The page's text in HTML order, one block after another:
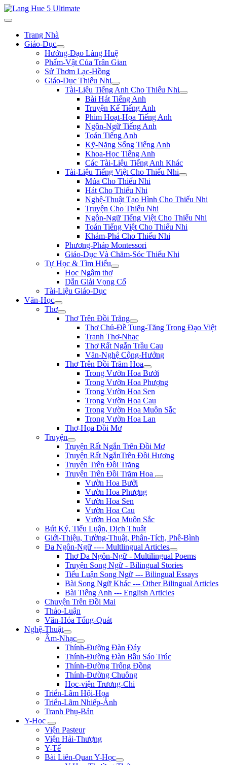
Trang Nhà
Giáo-Dục
Hướng-Đạo Làng Huệ
Phẩm-Vật Của Trân Gian
Sử Thơm Lạc-Hồng
Giáo-Dục Thiếu Nhi
Tài-Liệu Tiếng Anh Cho Thiếu Nhi
Bài Hát Tiếng Anh
Truyện Kể Tiếng Anh
Phim Hoạt-Họa Tiếng Anh
Ngôn-Ngữ Tiếng Anh
Toán Tiếng Anh
Kỹ-Năng Sống Tiếng Anh
Khoa-Học Tiếng Anh
Các Tài-Liệu Tiếng Anh Khác
Tài-Liệu Tiếng Việt Cho Thiếu Nhi
Múa Cho Thiếu Nhi
Hát Cho Thiếu Nhi
Nghệ-Thuật Tạo Hình Cho Thiếu Nhi
Truyện Cho Thiếu Nhi
Ngôn-Ngữ Tiếng Việt Cho Thiếu Nhi
Toán Tiếng Việt Cho Thiếu Nhi
Khám-Phá Cho Thiếu Nhi
Phương-Pháp Montessori
Giáo-Dục Và Chăm-Sóc Thiếu Nhi
Tự Học & Tìm Hiểu
Học Ngâm thơ
Dẫn Giải Vọng Cổ
Tài-Liệu Giáo-Dục
Văn-Học
Thơ
Thơ Trên Đồi Trăng
Thơ Chủ-Đề Tung-Tăng Trong Đạo Việt
Tranh Thơ-Nhac
Thơ Rất Ngắn Trầu Cau
Văn-Nghệ Cộng-Hưởng
Thơ Trên Đồi Trăm Hoa
Trong Vườn Hoa Bưởi
Trong Vườn Hoa Phượng
Trong Vườn Hoa Sen
Trong Vườn Hoa Cau
Trong Vườn Hoa Muôn Sắc
Trong Vườn Hoa Lan
Thơ-Họa Đồi Mơ
Truyện
Truyện Rất Ngắn Trên Đồi Mơ
Truyện Rất NgắnTrên Đồi Hương
Truyện Trên Đồi Trăng
Truyện Trên Đồi Trăm Hoa
Vườn Hoa Bưởi
Vườn Hoa Phượng
Vườn Hoa Sen
Vườn Hoa Cau
Vườn Hoa Muôn Sắc
Bút Ký, Tiểu Luận, Dịch Thuật
Giới-Thiệu, Tường-Thuật, Phân-Tích, Phê-Bình
Đa Ngôn-Ngữ ---- Multlingual Articles
Thơ Đa Ngôn-Ngữ - Multilingual Poems
Truyện Song Ngữ - Bilingual Stories
Tiểu Luận Song Ngữ --- Bilingual Essays
Bài Song Ngữ Khác --- Other Bilingual Articles
Bài Tiếng Anh --- English Articles
Chuyện Trên Đồi Mai
Thảo-Luận
Văn-Hóa Tổng-Quát
Nghệ-Thuật
Âm-Nhạc
Thính-Đường Đàn Đáy
Thính-Đường Đàn Bầu Sáo Trúc
Thính-Đường Trống Đồng
Thính-Đường Chuông
Học-viện Trương-Chi
Triển-Lãm Hội-Họa
Triển-Lãm Nhiếp-Ảnh
Tranh Phụ-Bản
Y-Học
Viện Pasteur
Viện Hải-Thượng
Y-Tế
Bài Liên-Quan Y-Học